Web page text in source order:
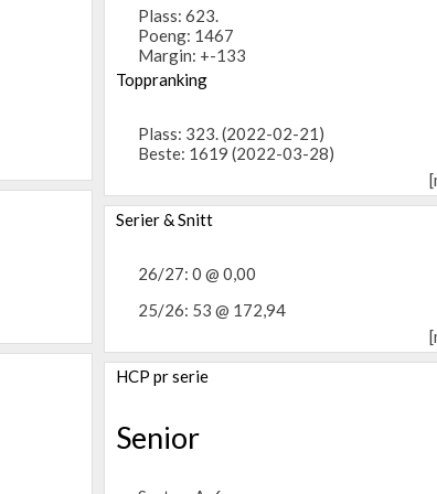
Plass: 623.
Poeng: 1467
Margin: +-133
Toppranking
Plass: 323. (2022-02-21)
Beste: 1619 (2022-03-28)
Serier & Snitt
26/27: 0 @ 0,00
25/26: 53 @ 172,94
HCP pr serie
Senior